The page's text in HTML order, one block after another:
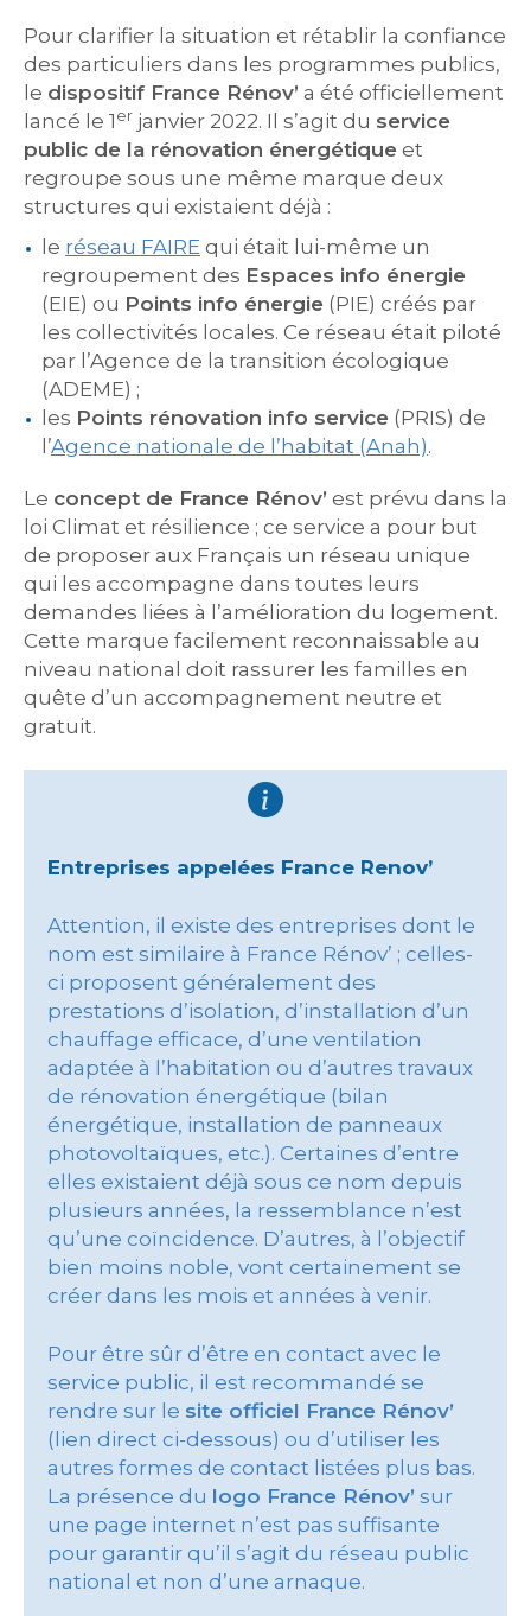
Pour clarifier la situation et rétablir la confiance
des particuliers dans les programmes publics,
le dispositif France Rénov’ a été officiellement
lancé le 1 er janvier 2022. Il s’agit du service
public de la rénovation énergétique et
regroupe sous une même marque deux
structures qui existaient déjà :
le réseau FAIRE qui était lui-même un
regroupement des Espaces info énergie
(EIE) ou Points info énergie (PIE) créés par
les collectivités locales. Ce réseau était piloté
par l’Agence de la transition écologique
(ADEME) ;
les Points rénovation info service (PRIS) de
l’Agence nationale de l’habitat (Anah).
Le concept de France Rénov’ est prévu dans la
loi Climat et résilience ; ce service a pour but
de proposer aux Français un réseau unique
qui les accompagne dans toutes leurs
demandes liées à l’amélioration du logement.
Cette marque facilement reconnaissable au
niveau national doit rassurer les familles en
quête d’un accompagnement neutre et
gratuit.
Entreprises appelées France Renov’
Attention, il existe des entreprises dont le
nom est similaire à France Rénov’ ; celles-
ci proposent généralement des
prestations d’isolation, d’installation d’un
chauffage efficace, d’une ventilation
adaptée à l’habitation ou d’autres travaux
de rénovation énergétique (bilan
énergétique, installation de panneaux
photovoltaïques, etc.). Certaines d’entre
elles existaient déjà sous ce nom depuis
plusieurs années, la ressemblance n’est
qu’une coïncidence. D’autres, à l’objectif
bien moins noble, vont certainement se
créer dans les mois et années à venir.
Pour être sûr d’être en contact avec le
service public, il est recommandé se
rendre sur le site officiel France Rénov’
(lien direct ci-dessous) ou d’utiliser les
autres formes de contact listées plus bas.
La présence du logo France Rénov’ sur
une page internet n’est pas suffisante
pour garantir qu’il s’agit du réseau public
national et non d’une arnaque.